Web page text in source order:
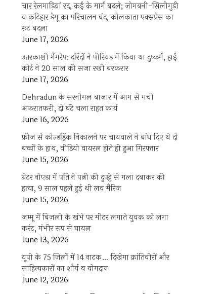
चार रेलगाड़ियां रद, कई के मार्ग बदले; जोगबनी-सिलीगुड़ी
व कटिहार डेमू का परिचालन बंद, कोलकाता एक्सप्रेस का
रूट बदला
June 17, 2026
उत्तरकाशी गैंगरेप: दरिंदों ने पीरियड में किया था दुष्कर्म, हाई
कोर्ट ने 20 साल की सजा रखी बरकरार
June 17, 2026
Dehradun के सरनीमल बाजार में आग से मची
अफरातफरी, दो घंटे चला राहत कार्य
June 16, 2026
फ्रीज से कोल्डड्रिंक निकालने पर चायवाले ने बांध दिए थे दो
बच्चों के हाथ, वीडियो वायरल होते ही हुआ गिरफ्तार
June 15, 2026
ग्रेटर नोएडा में पति ने पत्नी की दुपट्टे से गला दबाकर की
हत्या, 9 साल पहले हुई थी लव मैरिज
June 15, 2026
जम्मू में बिजली के खंभे पर मीटर लगाते युवक को लगा
करंट, गंभीर रूप से घायल
June 13, 2026
यूपी के 75 जिलों में 14 नाटक… दिखेगा क्रांतिवीरों और
साहित्यकारों का शौर्य व योगदान
June 12, 2026